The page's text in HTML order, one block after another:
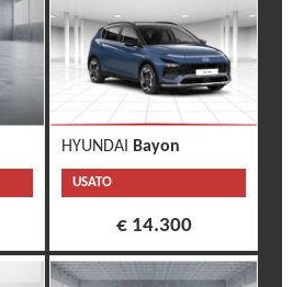
HYUNDAI Bayon
USATO
€ 14.300